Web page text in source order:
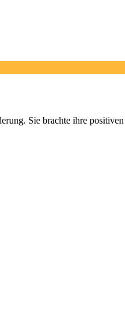
Sie brachte ihre